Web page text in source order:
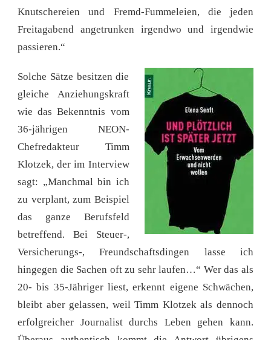
Knutschereien und Fremd-Fummeleien, die jeden
Freitagabend angetrunken irgendwo und irgendwie
passieren.“
Solche Sätze besitzen die
gleiche Anziehungskraft
wie das Bekenntnis vom
36-jährigen NEON-
Chefredakteur Timm
Klotzek, der im Interview
sagt: „Manchmal bin ich
zu verplant, zum Beispiel
das ganze Berufsfeld
betreffend. Bei Steuer-,
Versicherungs-, Freundschaftsdingen lasse ich
hingegen die Sachen oft zu sehr laufen…“ Wer das als
20- bis 35-Jähriger liest, erkennt eigene Schwächen,
bleibt aber gelassen, weil Timm Klotzek als dennoch
erfolgreicher Journalist durchs Leben gehen kann.